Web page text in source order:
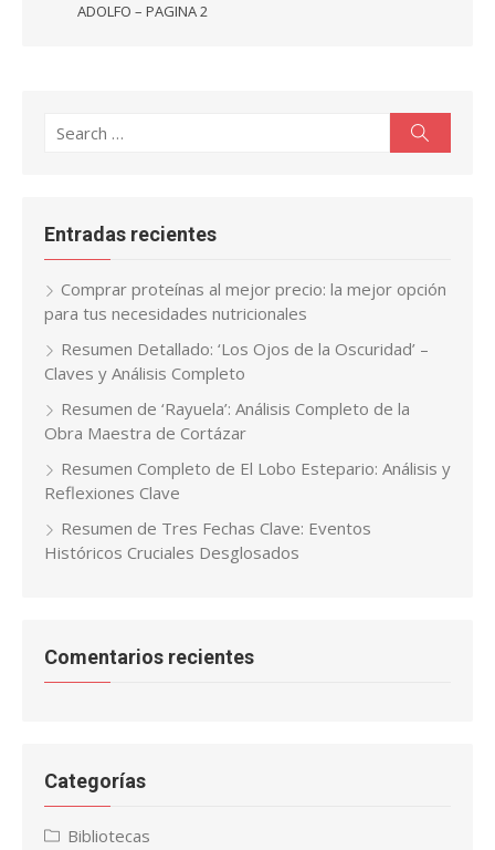
ADOLFO – PAGINA 2
Search
Entradas recientes
Comprar proteínas al mejor precio: la mejor opción
para tus necesidades nutricionales
Resumen Detallado: ‘Los Ojos de la Oscuridad’ –
Claves y Análisis Completo
Resumen de ‘Rayuela’: Análisis Completo de la
Obra Maestra de Cortázar
Resumen Completo de El Lobo Estepario: Análisis y
Reflexiones Clave
Resumen de Tres Fechas Clave: Eventos
Históricos Cruciales Desglosados
Comentarios recientes
Categorías
Bibliotecas